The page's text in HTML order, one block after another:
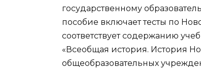
государственному
пособие включает тесты по
соответствует содержанию
«Всеобщая история. История
общеобразовательных